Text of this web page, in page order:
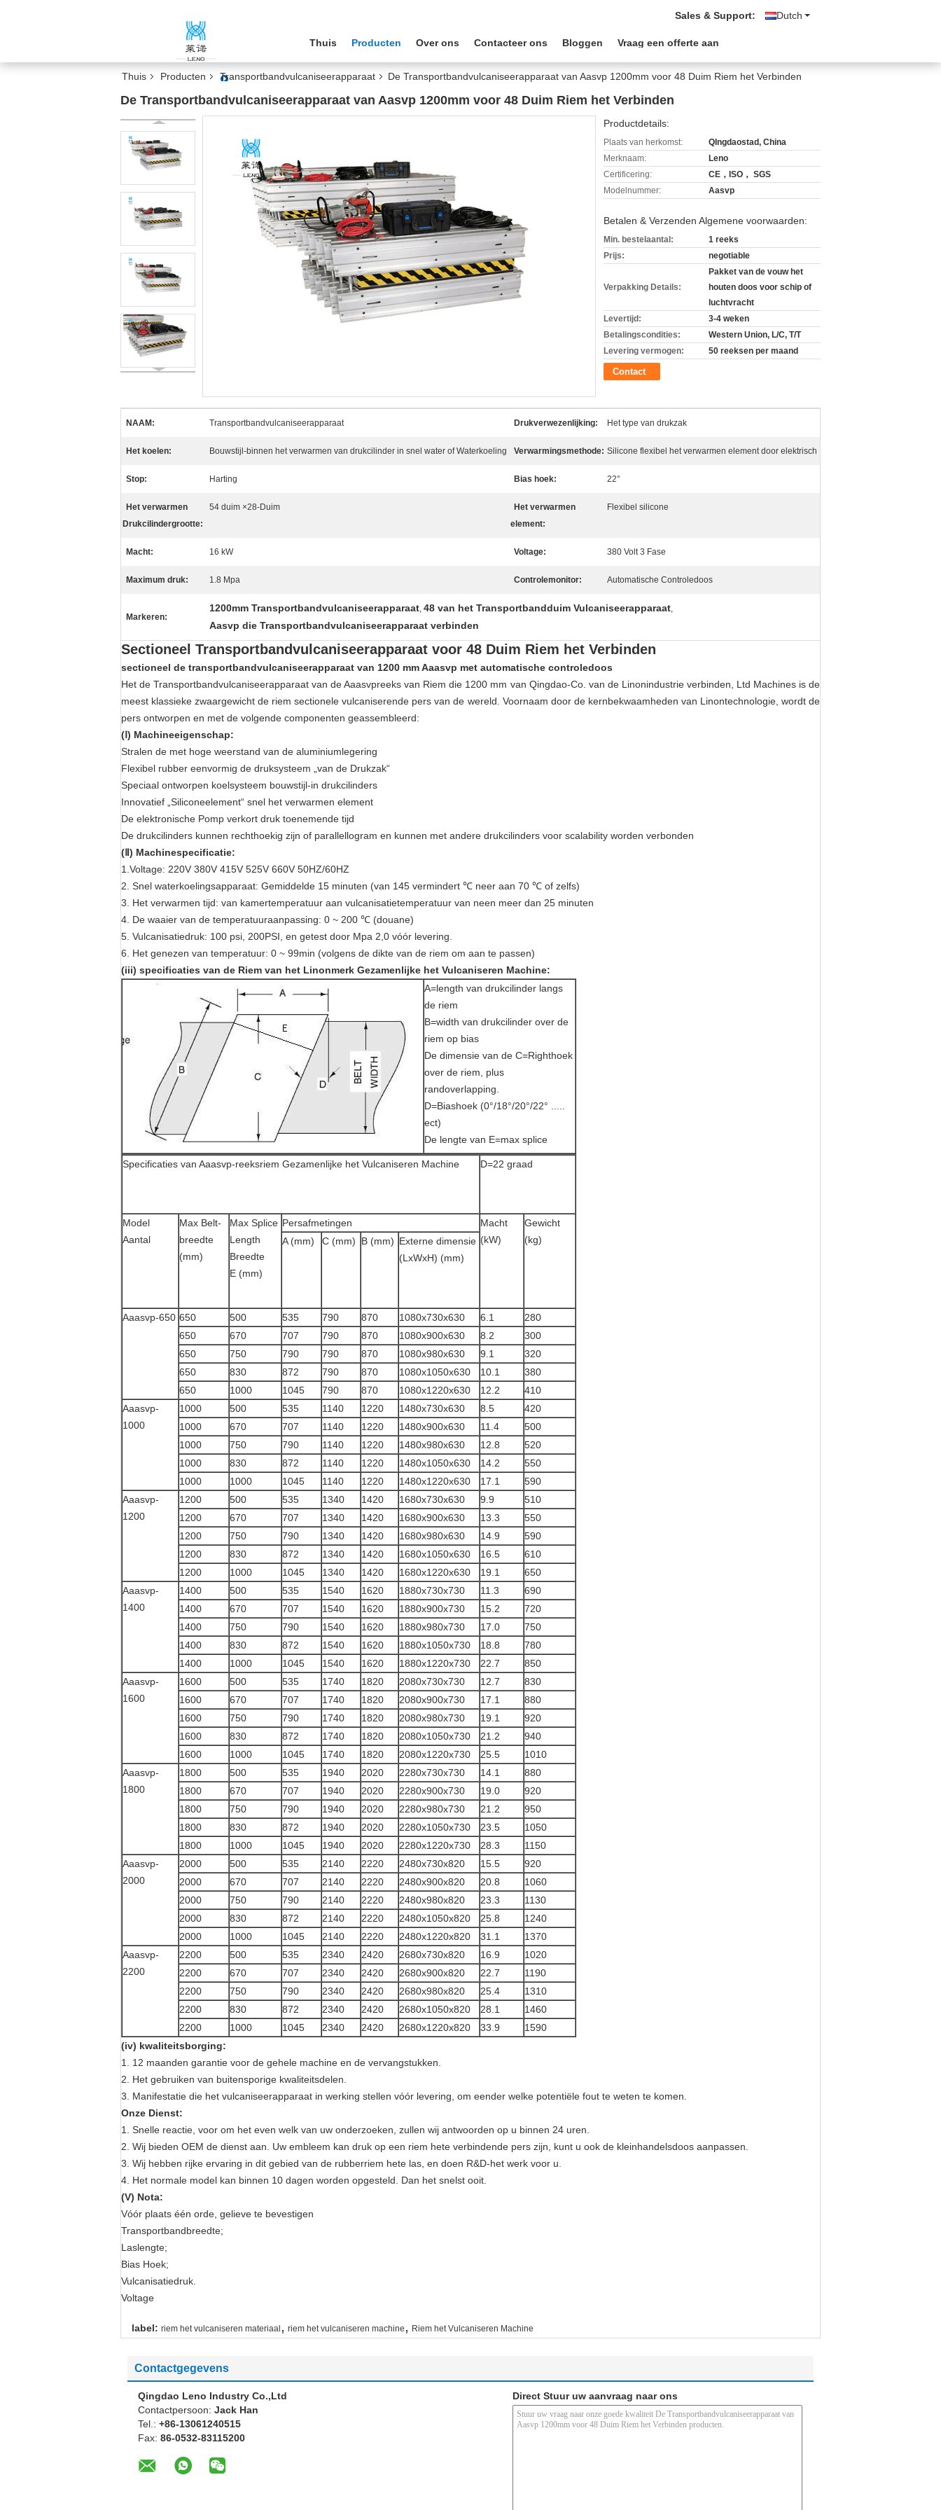
Dutch
Sales & Support:
Thuis Producten Over ons Contacteer ons Bloggen Vraag een offerte aan
Thuis Producten Transportbandvulcaniseerapparaat De Transportbandvulcaniseerapparaat van Aasvp 1200mm voor 48 Duim Riem het Verbinden
De Transportbandvulcaniseerapparaat van Aasvp 1200mm voor 48 Duim Riem het Verbinden
Productdetails:
Plaats van herkomst:
QIngdaostad, China
Merknaam:
Leno
Certificering:
CE，ISO， SGS
Modelnummer:
Aasvp
Betalen & Verzenden Algemene voorwaarden:
Min. bestelaantal:
1 reeks
Prijs:
negotiable
Verpakking Details:
Pakket van de vouw het
houten doos voor schip of
luchtvracht
Levertijd:
3-4 weken
Betalingscondities:
Western Union, L/C, T/T
Levering vermogen:
50 reeksen per maand
Contact
NAAM: Transportbandvulcaniseerapparaat Drukverwezenlijking: Het type van drukzak
Het koelen: Bouwstijl-binnen het verwarmen van drukcilinder in snel water of Waterkoeling Verwarmingsmethode: Silicone flexibel het verwarmen element door elektrisch
Stop: Harting Bias hoek: 22°
Het verwarmen
Drukcilindergrootte:
54 duim ×28-Duim
Het verwarmen
element:
Flexibel silicone
Macht: 16 kW Voltage: 380 Volt 3 Fase
Maximum druk: 1.8 Mpa Controlemonitor: Automatische Controledoos
Markeren:
1200mm Transportbandvulcaniseerapparaat, 48 van het Transportbandduim Vulcaniseerapparaat,
Aasvp die Transportbandvulcaniseerapparaat verbinden
Sectioneel Transportbandvulcaniseerapparaat voor 48 Duim Riem het Verbinden
sectioneel de transportbandvulcaniseerapparaat van 1200 mm Aaasvp met automatische controledoos
Het de Transportbandvulcaniseerapparaat van de Aaasvpreeks van Riem die 1200 mm van Qingdao-Co. van de Linonindustrie verbinden, Ltd Machines is de
meest klassieke zwaargewicht de riem sectionele vulcaniserende pers van de wereld. Voornaam door de kernbekwaamheden van Linontechnologie, wordt de
pers ontworpen en met de volgende componenten geassembleerd:
(Ⅰ) Machineeigenschap:
Stralen de met hoge weerstand van de aluminiumlegering
Flexibel rubber eenvormig de druksysteem „van de Drukzak“
Speciaal ontworpen koelsysteem bouwstijl-in drukcilinders
Innovatief „Siliconeelement“ snel het verwarmen element
De elektronische Pomp verkort druk toenemende tijd
De drukcilinders kunnen rechthoekig zijn of parallellogram en kunnen met andere drukcilinders voor scalability worden verbonden
(Ⅱ) Machinespecificatie:
1.Voltage: 220V 380V 415V 525V 660V 50HZ/60HZ
2. Snel waterkoelingsapparaat: Gemiddelde 15 minuten (van 145 vermindert ℃ neer aan 70 ℃ of zelfs)
3. Het verwarmen tijd: van kamertemperatuur aan vulcanisatietemperatuur van neen meer dan 25 minuten
4. De waaier van de temperatuuraanpassing: 0 ~ 200 ℃ (douane)
5. Vulcanisatiedruk: 100 psi, 200PSI, en getest door Mpa 2,0 vóór levering.
6. Het genezen van temperatuur: 0 ~ 99min (volgens de dikte van de riem om aan te passen)
(iii) specificaties van de Riem van het Linonmerk Gezamenlijke het Vulcaniseren Machine:
A=length van drukcilinder langs
de riem
B=width van drukcilinder over de
riem op bias
De dimensie van de C=Righthoek
over de riem, plus
randoverlapping.
D=Biashoek (0°/18°/20°/22° .....
ect)
De lengte van E=max splice
Specificaties van Aaasvp-reeksriem Gezamenlijke het Vulcaniseren Machine D=22 graad
Model
Aantal
Max Belt-
breedte
(mm)
Max Splice
Length
Breedte
E (mm)
Persafmetingen
Macht
(kW)
Gewicht
(kg)
A (mm) C (mm) B (mm) Externe dimensie
(LxWxH) (mm)
Aaasvp-650 650 500 535 790 870 1080x730x630 6.1
280
650
670 707 790 870 1080x900x630 8.2
300
650
750 790 790 870 1080x980x630 9.1
320
650
830 872 790 870 1080x1050x630 10.1
380
650
1000 1045 790 870 1080x1220x630 12.2
410
Aaasvp-
1000
1000 500 535 1140 1220 1480x730x630 8.5
420
1000
670 707 1140 1220 1480x900x630 11.4
500
1000
750 790 1140 1220 1480x980x630 12.8
520
1000
830 872 1140 1220 1480x1050x630 14.2
550
1000
1000 1045 1140 1220 1480x1220x630 17.1
590
Aaasvp-
1200
1200 500 535 1340 1420 1680x730x630 9.9
510
1200
670 707 1340 1420 1680x900x630 13.3
550
1200
750 790 1340 1420 1680x980x630 14.9
590
1200
830 872 1340 1420 1680x1050x630 16.5
610
1200
1000 1045 1340 1420 1680x1220x630 19.1
650
Aaasvp-
1400
1400 500 535 1540 1620 1880x730x730 11.3
690
1400
670 707 1540 1620 1880x900x730 15.2
720
1400
750 790 1540 1620 1880x980x730 17.0
750
1400
830 872 1540 1620 1880x1050x730 18.8
780
1400
1000 1045 1540 1620 1880x1220x730 22.7
850
Aaasvp-
1600
1600 500 535 1740 1820 2080x730x730 12.7
830
1600
670 707 1740 1820 2080x900x730 17.1
880
1600
750 790 1740 1820 2080x980x730 19.1
920
1600
830 872 1740 1820 2080x1050x730 21.2
940
1600
1000 1045 1740 1820 2080x1220x730 25.5
1010
Aaasvp-
1800
1800 500 535 1940 2020 2280x730x730 14.1
880
1800
670 707 1940 2020 2280x900x730 19.0
920
1800
750 790 1940 2020 2280x980x730 21.2
950
1800
830 872 1940 2020 2280x1050x730 23.5
1050
1800
1000 1045 1940 2020 2280x1220x730 28.3
1150
Aaasvp-
2000
2000 500 535 2140 2220 2480x730x820 15.5
920
2000
670 707 2140 2220 2480x900x820 20.8
1060
2000
750 790 2140 2220 2480x980x820 23.3
1130
2000
830 872 2140 2220 2480x1050x820 25.8
1240
2000
1000 1045 2140 2220 2480x1220x820 31.1
1370
Aaasvp-
2200
2200 500 535 2340 2420 2680x730x820 16.9
1020
2200
670 707 2340 2420 2680x900x820 22.7
1190
2200
750 790 2340 2420 2680x980x820 25.4
1310
2200
830 872 2340 2420 2680x1050x820 28.1
1460
2200
1000 1045 2340 2420 2680x1220x820 33.9
1590
(iv) kwaliteitsborging:
1. 12 maanden garantie voor de gehele machine en de vervangstukken.
2. Het gebruiken van buitensporige kwaliteitsdelen.
3. Manifestatie die het vulcaniseerapparaat in werking stellen vóór levering, om eender welke potentiële fout te weten te komen.
Onze Dienst:
1. Snelle reactie, voor om het even welk van uw onderzoeken, zullen wij antwoorden op u binnen 24 uren.
2. Wij bieden OEM de dienst aan. Uw embleem kan druk op een riem hete verbindende pers zijn, kunt u ook de kleinhandelsdoos aanpassen.
3. Wij hebben rijke ervaring in dit gebied van de rubberriem hete las, en doen R&D-het werk voor u.
4. Het normale model kan binnen 10 dagen worden opgesteld. Dan het snelst ooit.
(V) Nota:
Vóór plaats één orde, gelieve te bevestigen
Transportbandbreedte;
Laslengte;
Bias Hoek;
Vulcanisatiedruk.
Voltage
label: riem het vulcaniseren materiaal , riem het vulcaniseren machine , Riem het Vulcaniseren Machine
Contactgegevens
Qingdao Leno Industry Co.,Ltd
Contactpersoon: Jack Han
Tel.: +86-13061240515
Fax: 86-0532-83115200
Direct Stuur uw aanvraag naar ons